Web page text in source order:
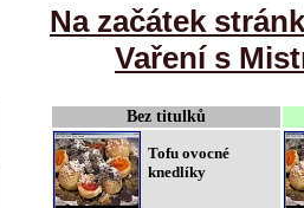
Na začátek
Vaření s
Bez titulků
Tofu ovocné
knedlíky